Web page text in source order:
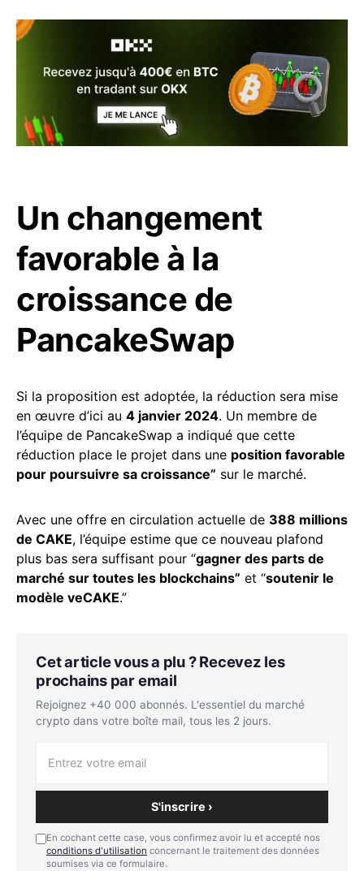
Un changement
favorable à la
croissance de
PancakeSwap
Si la proposition est adoptée, la réduction sera mise
en œuvre d’ici au 4 janvier 2024. Un membre de
l’équipe de PancakeSwap a indiqué que cette
réduction place le projet dans une position favorable
pour poursuivre sa croissance” sur le marché.
Avec une offre en circulation actuelle de 388 millions
de CAKE, l’équipe estime que ce nouveau plafond
plus bas sera suffisant pour “gagner des parts de
marché sur toutes les blockchains” et “soutenir le
modèle veCAKE.”
Cet article vous a plu ? Recevez les
prochains par email
Rejoignez +40 000 abonnés. L'essentiel du marché
crypto dans votre boîte mail, tous les 2 jours.
S'inscrire ›
En cochant cette case, vous confirmez avoir lu et accepté nos
conditions d'utilisation concernant le traitement des données
soumises via ce formulaire.